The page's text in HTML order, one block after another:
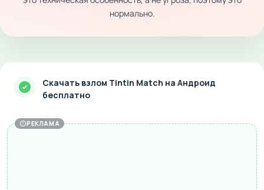
нормально.
Скачать взлом Tintin Match на Андроид
бесплатно
РЕКЛАМА